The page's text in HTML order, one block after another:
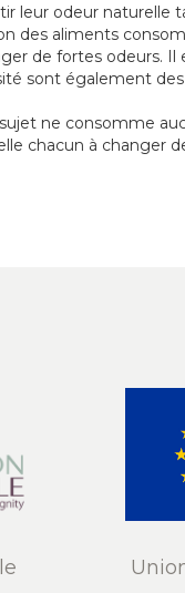
leur odeur naturelle
des aliments
de fortes odeurs.
sont également
ne consomme
chacun à changer